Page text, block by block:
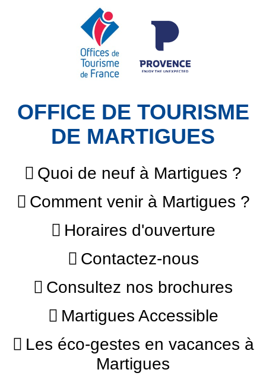
OFFICE DE TOURISME
DE MARTIGUES
Quoi de neuf à Martigues ?
Comment venir à Martigues ?
Horaires d'ouverture
Contactez-nous
Consultez nos brochures
Martigues Accessible
Les éco-gestes en vacances à
Martigues